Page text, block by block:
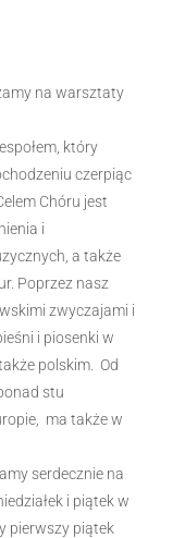
na warsztaty
który
czerpiąc
Chóru jest
i
a także
Poprzez nasz
zwyczajami i
i piosenki w
polskim. Od
stu
ma także w
serdecznie na
i piątek w
pierwszy piątek